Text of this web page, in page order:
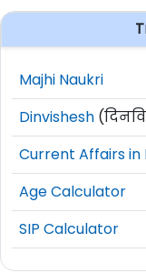
Majhi Naukri
Dinvishesh
Current Affairs in
Age Calculator
SIP Calculator